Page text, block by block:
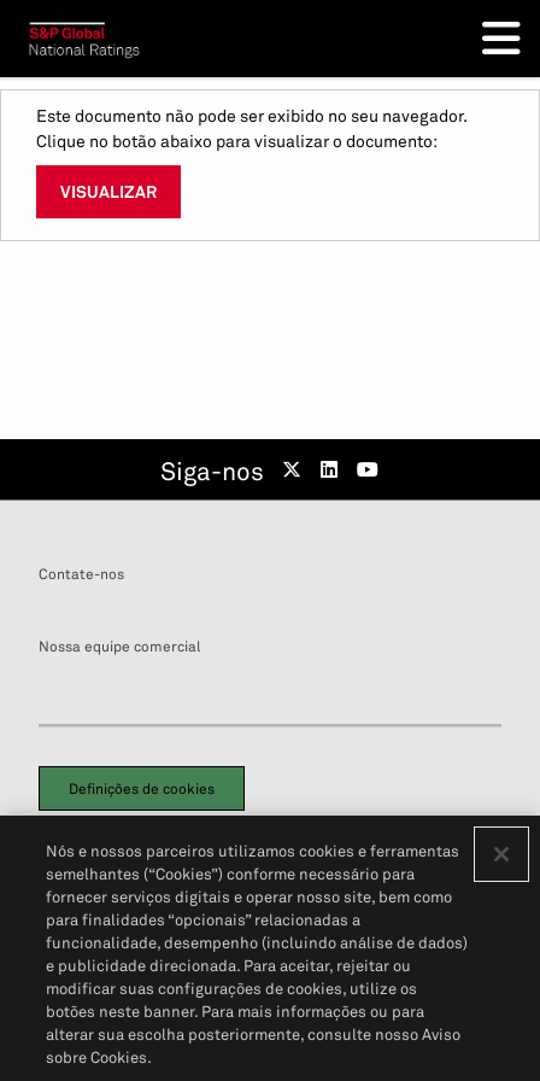
Este documento não pode ser exibido no seu navegador.
Clique no botão abaixo para visualizar o documento:
VISUALIZAR
Siga-nos
Contate-nos
Nossa equipe comercial
Definições de cookies
Política de PrivacidadePortal de privacidade do cliente (em inglês)
Não Venda Minhas Informações Pessoais© 2026 S&P Global
Nós e nossos parceiros utilizamos cookies e ferramentas
semelhantes (“Cookies”) conforme necessário para
fornecer serviços digitais e operar nosso site, bem como
para finalidades “opcionais” relacionadas a
funcionalidade, desempenho (incluindo análise de dados)
e publicidade direcionada. Para aceitar, rejeitar ou
modificar suas configurações de cookies, utilize os
botões neste banner. Para mais informações ou para
alterar sua escolha posteriormente, consulte nosso Aviso
sobre Cookies.